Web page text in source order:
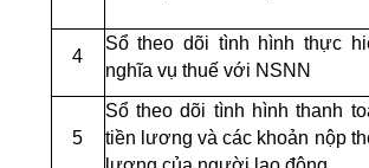
4
Sổ theo dõi tình hình thực
nghĩa vụ thuế với NSNN
5
Sổ theo dõi tình hình thanh
tiền lương và các khoản nộp